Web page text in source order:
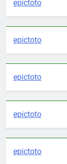
epictoto
epictoto
epictoto
epictoto
epictoto